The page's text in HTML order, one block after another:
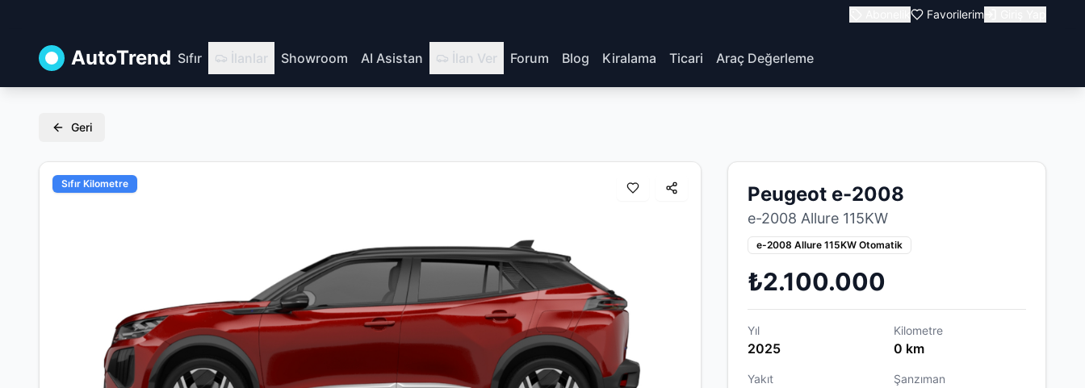
Favorilerim
AutoTrend Sıfır İlanlar Showroom AI Asistan İlan Ver Forum Blog Kiralama Ticari Araç Değerleme
Geri
Sıfır Kilometre Peugeot e-2008
e-2008 Allure 115KW
e-2008 Allure 115KW Otomatik
₺2.100.000
Yıl
2025
Kilometre
0 km
Yakıt Şanzıman